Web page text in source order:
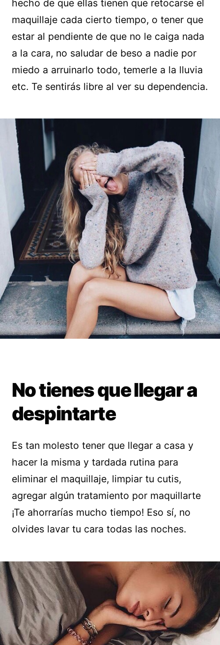
hecho de que ellas tienen que retocarse el
maquillaje cada cierto tiempo, o tener que
estar al pendiente de que no le caiga nada
a la cara, no saludar de beso a nadie por
miedo a arruinarlo todo, temerle a la lluvia
etc. Te sentirás libre al ver su dependencia.
No tienes que llegar a
despintarte
Es tan molesto tener que llegar a casa y
hacer la misma y tardada rutina para
eliminar el maquillaje, limpiar tu cutis,
agregar algún tratamiento por maquillarte
¡Te ahorrarías mucho tiempo! Eso sí, no
olvides lavar tu cara todas las noches.